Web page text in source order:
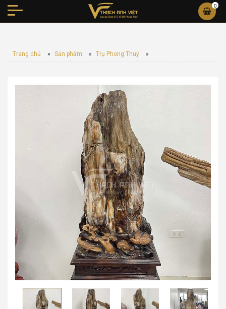
0
Trang chủ » Sản phẩm » Trụ Phong Thuỷ »